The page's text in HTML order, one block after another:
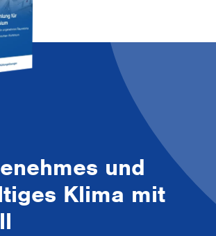
und
Klima mit